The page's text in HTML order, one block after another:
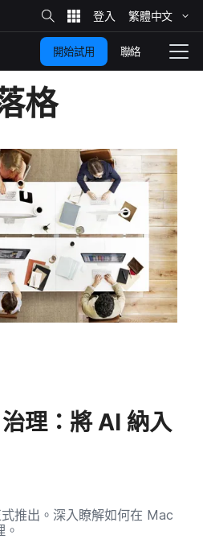
網
站
​搜
尋
繁體​中文
切
換
開始試用 聯絡
格
治理：​將AI 納入​
推出。​深入​瞭解​如何​在 Mac